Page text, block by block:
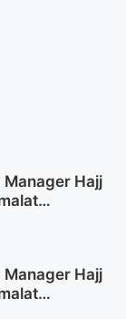
Manager Hajj
Manager Hajj